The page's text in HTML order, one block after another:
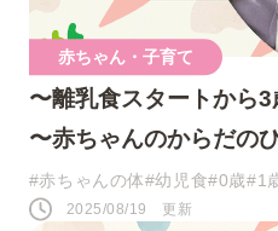
ツ
赤ちゃん・子育て
〜離乳食スタートから
〜赤ちゃんのからだの
#赤ちゃんの体#幼児食#0歳#1
2025/08/19 更新